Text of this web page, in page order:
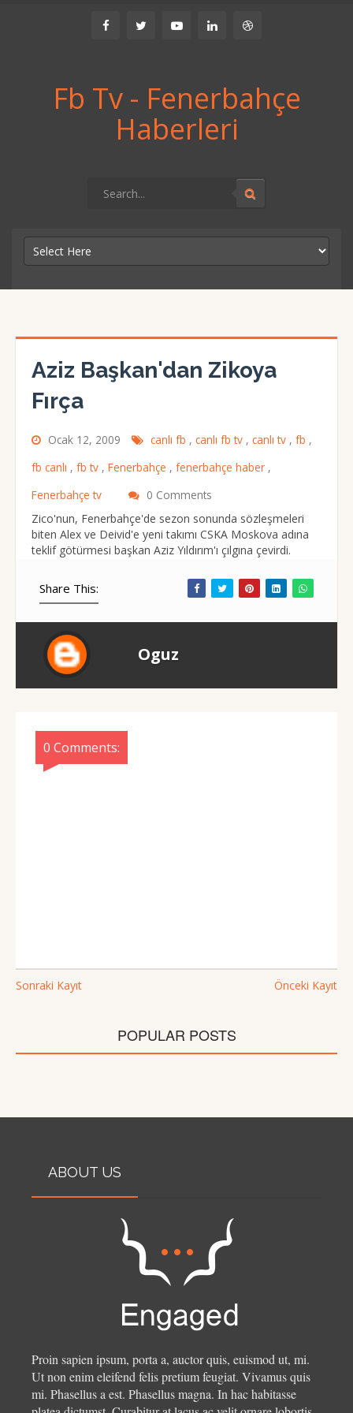
Fb Tv - Fenerbahçe
Haberleri
Aziz Başkan'dan Zikoya
Fırça
Ocak 12, 2009 canlı fb , canlı fb tv , canlı tv , fb ,
fb canlı , fb tv , Fenerbahçe , fenerbahçe haber ,
Fenerbahçe tv
0 Comments
Zico'nun, Fenerbahçe'de sezon sonunda sözleşmeleri
biten Alex ve Deivid'e yeni takımı CSKA Moskova adına
teklif götürmesi başkan Aziz Yıldırım'ı çılgına çevirdi.
Share This:
Oguz
0 Comments:
Sonraki Kayıt Önceki Kayıt
POPULAR POSTS
ABOUT US
Proin sapien ipsum, porta a, auctor quis, euismod ut, mi.
Ut non enim eleifend felis pretium feugiat. Vivamus quis
mi. Phasellus a est. Phasellus magna. In hac habitasse